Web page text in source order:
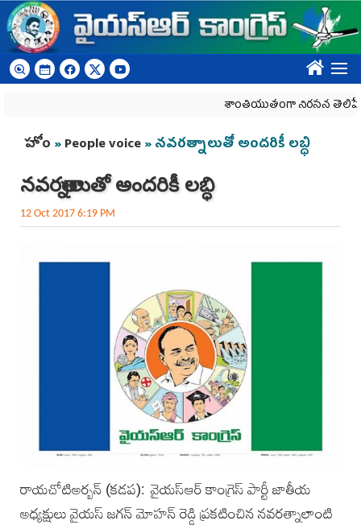
Skip to main content
????
శాంతియుతంగా నిరసన తెలిపే
You are here
హోం »People voice» న‌వ‌ర‌త్నాలుతో అంద‌రికీ ల‌బ్ధి
న‌వ‌ర‌త్నాలుతో అంద‌రికీ ల‌బ్ధి
12 Oct 2017 6:19 PM
రాయచోటిఅర్బన్ (క‌డ‌ప‌): వైయ‌స్ఆర్ కాంగ్రెస్ పార్టీ జాతీయ
అధ్య‌క్షులు వైయ‌స్ జ‌గ‌న్ మోహ‌న్ రెడ్డి ప్ర‌క‌టించిన న‌వ‌ర‌త్నాలాంటి